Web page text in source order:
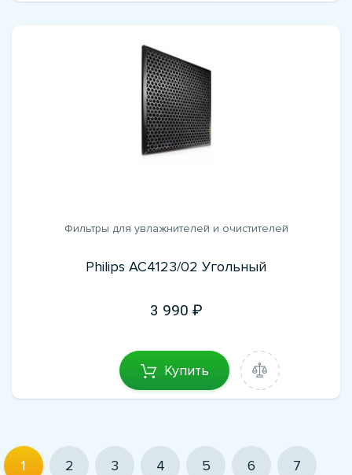
Фильтры для увлажнителей и очистителей
Philips AC4123/02 Угольный
3 990
Купить
1 2 3 4 5 6 7